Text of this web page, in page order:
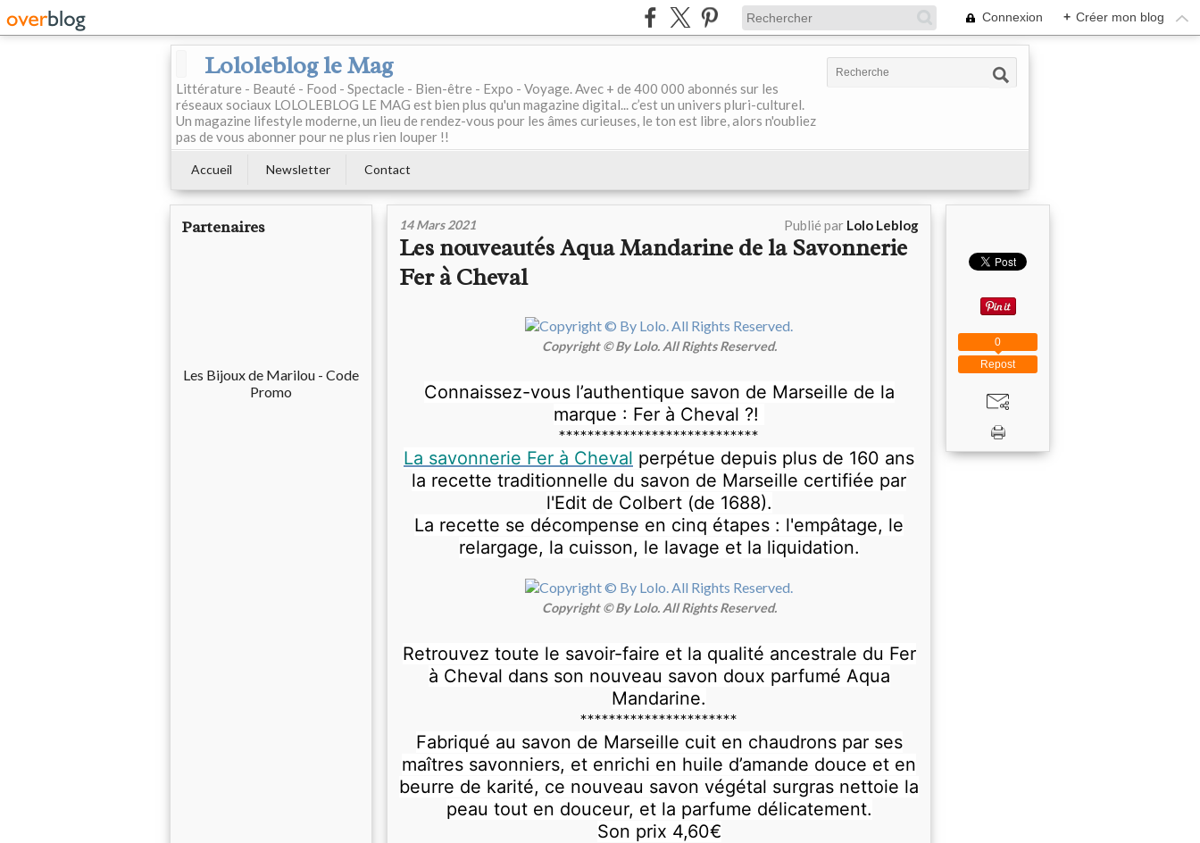
Connexion + Créer mon blog
Lololeblog le Mag
Littérature - Beauté - Food - Spectacle - Bien-être - Expo - Voyage. Avec + de 400 000 abonnés sur les
réseaux sociaux LOLOLEBLOG LE MAG est bien plus qu'un magazine digital... c’est un univers pluri-culturel.
Un magazine lifestyle moderne, un lieu de rendez-vous pour les âmes curieuses, le ton est libre, alors n'oubliez
pas de vous abonner pour ne plus rien louper !!
Accueil Newsletter Contact
Partenaires
Les Bijoux de Marilou - Code
Promo
14 Mars 2021 Publié par Lolo Leblog
Les nouveautés Aqua Mandarine de la Savonnerie
Fer à Cheval
Copyright © By Lolo. All Rights Reserved.
Connaissez-vous l’authentique savon de Marseille de la
marque : Fer à Cheval ?!
****************************
La savonnerie Fer à Cheval perpétue depuis plus de 160 ans
la recette traditionnelle du savon de Marseille certifiée par
l'Edit de Colbert (de 1688).
La recette se décompense en cinq étapes : l'empâtage, le
relargage, la cuisson, le lavage et la liquidation.
Copyright © By Lolo. All Rights Reserved.
Retrouvez toute le savoir-faire et la qualité ancestrale du Fer
à Cheval dans son nouveau savon doux parfumé Aqua
Mandarine.
**********************
Fabriqué au savon de Marseille cuit en chaudrons par ses
maîtres savonniers, et enrichi en huile d’amande douce et en
beurre de karité, ce nouveau savon végétal surgras nettoie la
peau tout en douceur, et la parfume délicatement.
Son prix 4,60€
Repost
0